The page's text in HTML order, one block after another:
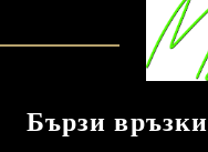
Бързи връзки